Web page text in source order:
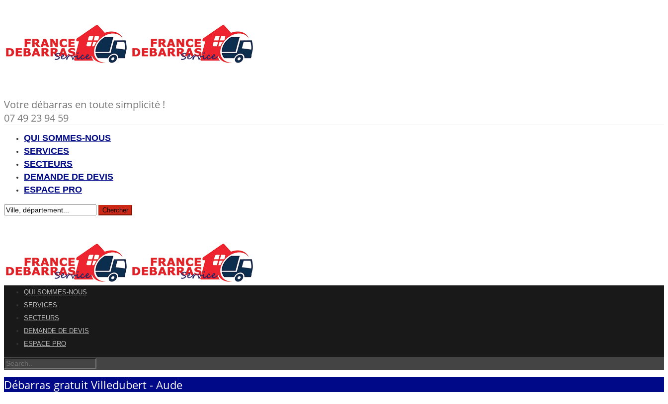
Votre débarras en toute simplicité !
07 49 23 94 59
QUI SOMMES-NOUS
SERVICES
SECTEURS
DEMANDE DE DEVIS
ESPACE PRO
QUI SOMMES-NOUS
SERVICES
SECTEURS
DEMANDE DE DEVIS
ESPACE PRO
Débarras gratuit Villedubert - Aude